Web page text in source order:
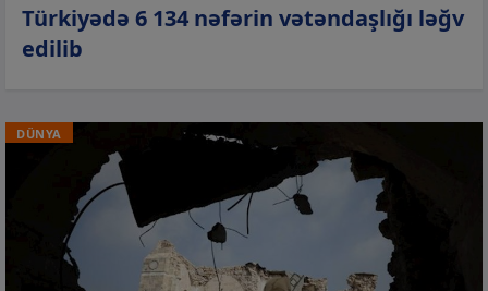
Türkiyədə 6 134 nəfərin vətəndaşlığı ləğv
edilib
DÜNYA